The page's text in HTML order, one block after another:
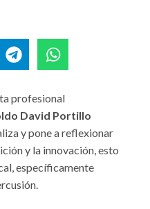
profesional
David Portillo
y pone a reflexionar
y la innovación, esto
específicamente